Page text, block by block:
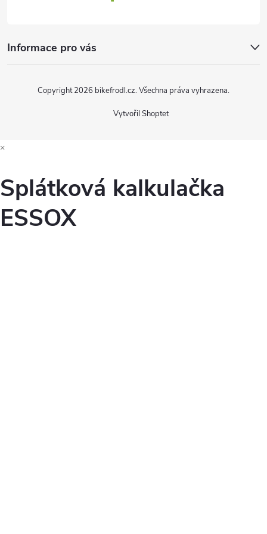
iInformace pro vás
Vytvořil Shoptet
Copyright 2026 bikefrodl.cz. Všechna práva vyhrazena.
×
Splátková kalkulačka
ESSOX